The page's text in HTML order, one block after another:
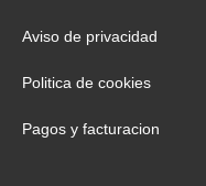
Aviso de privacidad
Politica de cookies
Pagos y facturacion